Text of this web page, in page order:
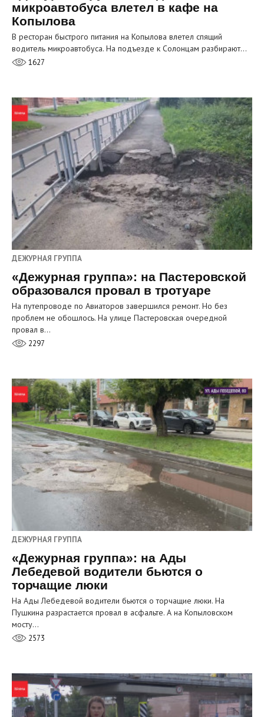
микроавтобуса влетел в кафе на
Копылова
В ресторан быстрого питания на Копылова влетел спящий
водитель микроавтобуса. На подъезде к Солонцам разбирают…
1627
ДЕЖУРНАЯ ГРУППА
«Дежурная группа»: на Пастеровской
образовался провал в тротуаре
На путепроводе по Авиаторов завершился ремонт. Но без
проблем не обошлось. На улице Пастеровская очередной
провал в…
2297
ДЕЖУРНАЯ ГРУППА
«Дежурная группа»: на Ады
Лебедевой водители бьются о
торчащие люки
На Ады Лебедевой водители бьются о торчащие люки. На
Пушкина разрастается провал в асфальте. А на Копыловском
мосту…
2573